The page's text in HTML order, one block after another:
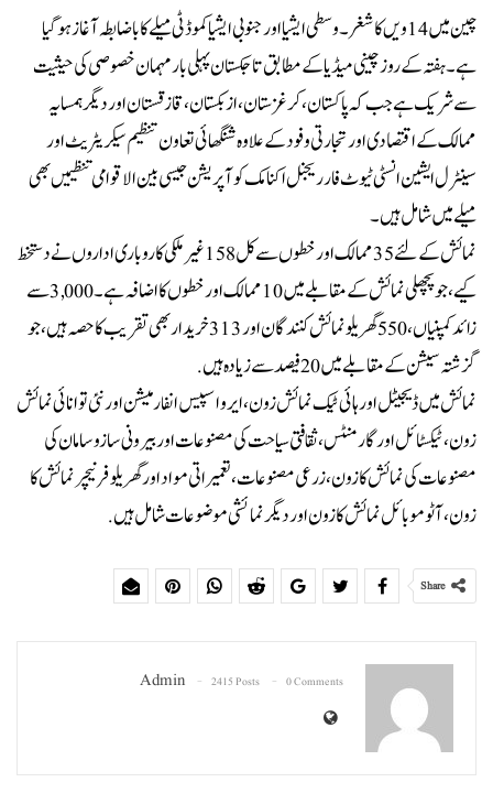
چین میں 14 ویں کاشغر۔ وسطی ایشیا اور جنوبی ایشیا کموڈٹی میلے کا باضابطہ آغاز ہوگیا
ہے۔ہفتہ کے روز چینی میڈیا کے مطابق تاجکستان پہلی بار مہمان خصوصی کی حیثیت
سے شریک ہے جب کہ پاکستان، کرغزستان، ازبکستان، قازقستان اور دیگر ہمسایہ
ممالک کے اقتصادی اور تجارتی وفود کے علاوہ شنگھائی تعاون تنظیم سیکریٹریٹ اور
سینٹرل ایشین انسٹی ٹیوٹ فار ریجنل اکنامک کوآپریشن جیسی بین الاقوامی تنظیمیں بھی
میلے میں شامل ہیں۔
نمائش کے لئے 35 ممالک اور خطوں سے کل 158 غیر ملکی کاروباری اداروں نے دستخط
کیے ، جو پچھلی نمائش کے مقابلے میں 10 ممالک اور خطوں کا اضافہ ہے۔ 3,000 سے
زائد کمپنیاں، 550 گھریلو نمائش کنندگان اور 313 خریدار بھی تقریب کا حصہ ہیں، جو
گزشتہ سیشن کے مقابلے میں 20 فیصد سے زیادہ ہیں.
نمائش میں ڈیجیٹل اور ہائی ٹیک نمائش زون، ایرو اسپیس انفارمیشن اور نئی توانائی نمائش
زون ، ٹیکسٹائل اور گارمنٹس، ثقافتی سیاحت کی مصنوعات اور بیرونی سازوسامان کی
مصنوعات کی نمائش کا زون، زرعی مصنوعات، تعمیراتی مواد اور گھریلو فرنیچر نمائش کا
زون، آٹوموبائل نمائش کا زون اور دیگر نمائشی موضوعات شامل ہیں.
Share
Admin 2415 Posts 0 Comments